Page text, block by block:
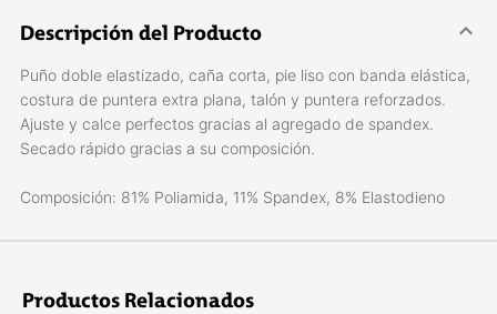
Descripción del Producto
Puño doble elastizado, caña corta, pie liso con banda elástica,
costura de puntera extra plana, talón y puntera reforzados.
Ajuste y calce perfectos gracias al agregado de spandex.
Secado rápido gracias a su composición.
Composición: 81% Poliamida, 11% Spandex, 8% Elastodieno
Productos Relacionados